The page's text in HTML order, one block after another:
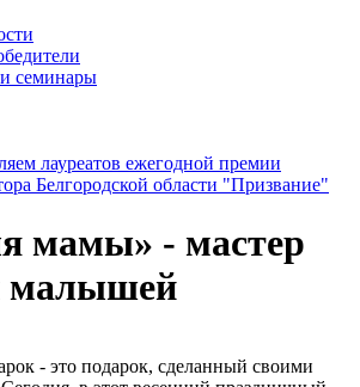
семинары
лауреатов ежегодной премии
Белгородской области "Призвание"
мамы» - мастер
малышей
- это подарок, сделанный своими